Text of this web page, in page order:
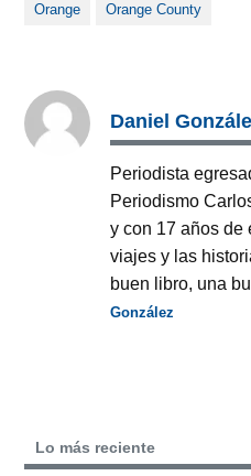
Orange Orange County
Daniel
Periodista
Periodismo
y con 17 años de
viajes y las
buen libro, una
González
Lo más reciente